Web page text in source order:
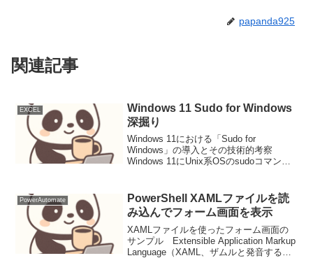
papanda925
関連記事
EXCEL
Windows 11 Sudo for Windows
深掘り
Windows 11における「Sudo for
Windows」の導入とその技術的考察
Windows 11にUnix系OSのsudoコマンド
る。ニュース要点事実Micro...
PowerAutomate
PowerShell XAMLファイルを読
み込んでフォーム画面を表示
XAMLファイルを使ったフォーム画面の
サンプル Extensible Application Markup
Language（XAML、ザムルと発音する）